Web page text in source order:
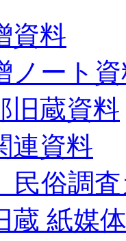
資料
ノート
旧蔵資料
連資料
俗調査
蔵 紙媒